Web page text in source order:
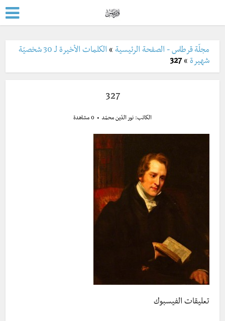
مجلّة قرطاس - الصفحة الرئيسية »
الكلمات الأخيرة لـ 30 شخصيّة
شهيرة »
327
327
الكاتب: نور الدّين محمّد 0 مشاهدة
تعليقات الفيسبوك